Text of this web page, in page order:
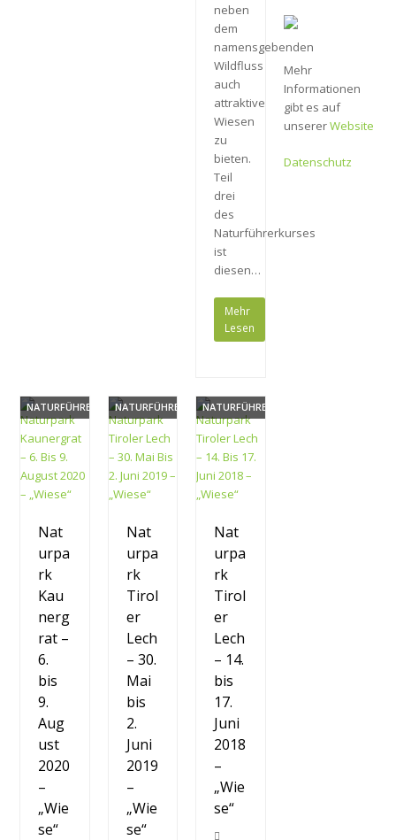
neben
dem
namensgebenden
Wildfluss
auch
attraktive
Wiesen
zu
bieten.
Teil
drei
des
Naturführerkurses
ist
diesen…
Mehr
Lesen
NATURFÜHRERIN
Nat
urpa
rk
Kau
nerg
rat –
6.
bis
9.
Aug
ust
2020
–
„Wie
se“
NATURFÜHRERIN
Nat
urpa
rk
Tirol
er
Lech
– 30.
Mai
bis
2.
Juni
2019
–
„Wie
se“
NATURFÜHRERIN
Nat
urpa
rk
Tirol
er
Lech
– 14.
bis
17.
Juni
2018
–
„Wie
se“
Mehr
Informationen
gibt es auf
unsererWebsite
Datenschutz